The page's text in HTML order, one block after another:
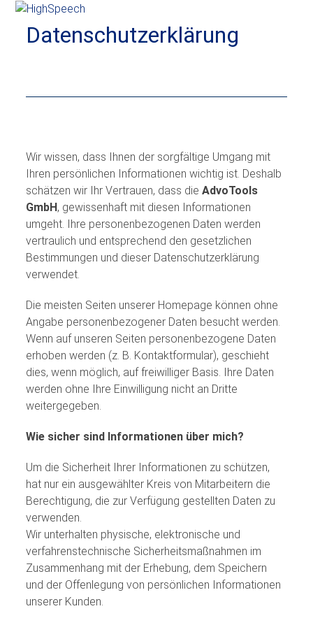
Skip
content
Open
mobile
Close
mobile
Datenschutzerklärung
Wir wissen, dass Ihnen der sorgfältige Umgang mit
Ihren persönlichen Informationen wichtig ist. Deshalb
schätzen wir Ihr Vertrauen, dass dieAdvoTools
GmbH, gewissenhaft mit diesen Informationen
umgeht. Ihre personenbezogenen Daten werden
vertraulich und entsprechend den gesetzlichen
Bestimmungen und dieser Datenschutzerklärung
verwendet.
Die meisten Seiten unserer Homepage können ohne
Angabe personenbezogener Daten besucht werden.
Wenn auf unseren Seiten personenbezogene Daten
erhoben werden (z. B. Kontaktformular), geschieht
dies, wenn möglich, auf freiwilliger Basis. Ihre Daten
werden ohne Ihre Einwilligung nicht an Dritte
weitergegeben.
Wie sicher sind Informationen über mich?
Um die Sicherheit Ihrer Informationen zu schützen,
hat nur ein ausgewählter Kreis von Mitarbeitern die
Berechtigung, die zur Verfügung gestellten Daten zu
verwenden.
Wir unterhalten physische, elektronische und
verfahrenstechnische Sicherheitsmaßnahmen im
Zusammenhang mit der Erhebung, dem Speichern
und der Offenlegung von persönlichen Informationen
unserer Kunden.